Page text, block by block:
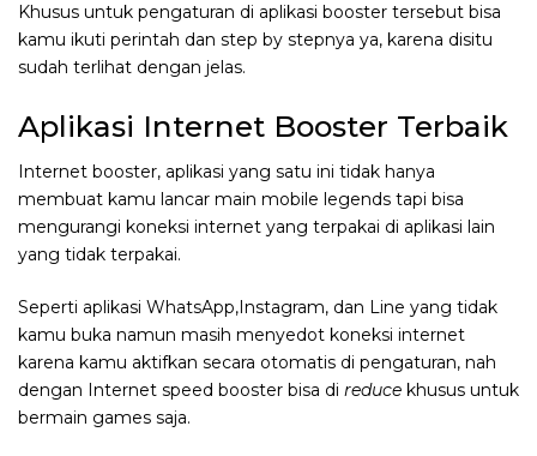
Khusus untuk pengaturan di aplikasi booster tersebut bisa
kamu ikuti perintah dan step by stepnya ya, karena disitu
sudah terlihat dengan jelas.
Aplikasi Internet Booster Terbaik
Internet booster, aplikasi yang satu ini tidak hanya
membuat kamu lancar main mobile legends tapi bisa
mengurangi koneksi internet yang terpakai di aplikasi lain
yang tidak terpakai.
Seperti aplikasi WhatsApp,Instagram, dan Line yang tidak
kamu buka namun masih menyedot koneksi internet
karena kamu aktifkan secara otomatis di pengaturan, nah
dengan Internet speed booster bisa di reduce khusus untuk
bermain games saja.